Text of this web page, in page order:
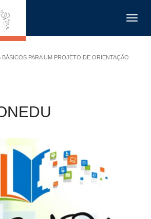
PARA UM PROJETO DE ORIENTAÇÃO